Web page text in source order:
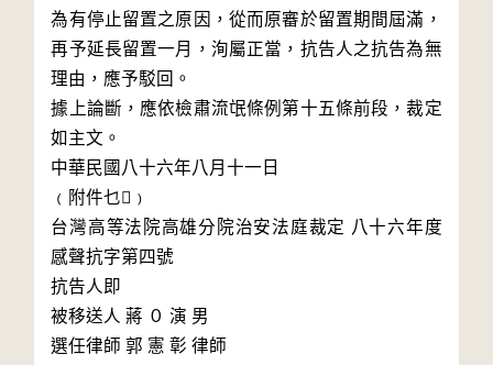
為有停止留置之原因，從而原審於留置期間屆滿，
再予延長留置一月，洵屬正當，抗告人之抗告為無
理由，應予駁回。
據上論斷，應依檢肅流氓條例第十五條前段，裁定
如主文。
中華民國八十六年八月十一日
﹙附件乜﹚
台灣高等法院高雄分院治安法庭裁定 八十六年度
感聲抗字第四號
抗告人即
被移送人 蔣 ０ 演 男
選任律師 郭 憲 彰 律師